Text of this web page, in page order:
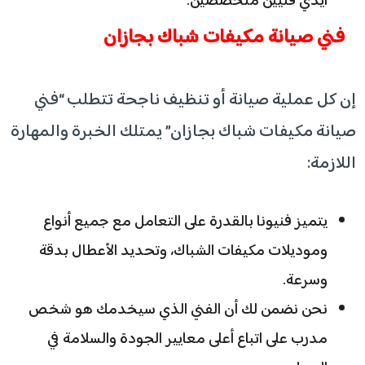
فني صيانة مكيفات شباك بجازان
إن كل عملية صيانة أو تنظيف ناجحة تتطلب “فني
صيانة مكيفات شباك بجازان” يمتلك الخبرة والمهارة
اللازمة:
يتميز فنيونا بالقدرة على التعامل مع جميع أنواع
وموديلات مكيفات الشباك، وتحديد الأعطال بدقة
وسرعة.
نحن نضمن لك أن الفني الذي سيخدمك هو شخص
مدرب على اتباع أعلى معايير الجودة والسلامة في